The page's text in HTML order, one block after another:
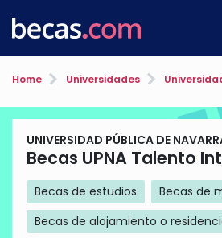
Home Universidades
UNIVERSIDAD PÚBLICA DE
Becas UPNA Talento
Becas de estudios
Becas de
Becas de alojamiento o